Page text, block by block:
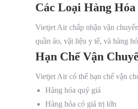
Các Loại Hàng
Vietjet Air chấp nhận vận
quần áo, vật liệu y tế, và hàng
Hạn Chế Vận
Vietjet Air có thể hạn chế vận
Hàng hóa quý giá
Hàng hóa có giá trị lớn